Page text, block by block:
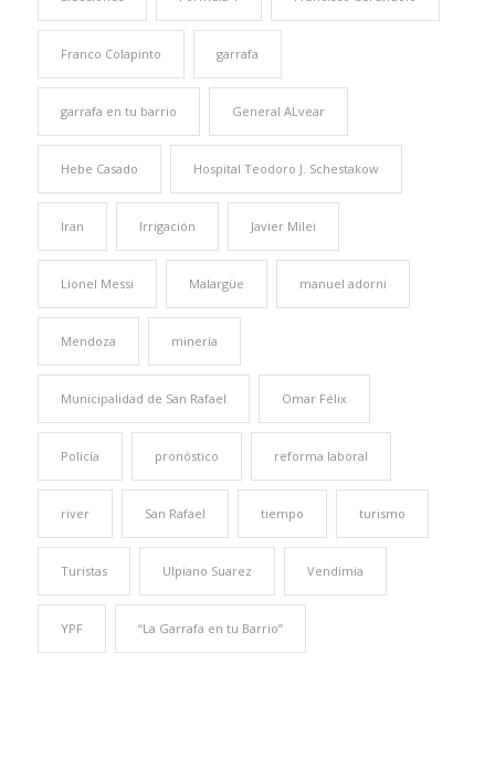
Franco Colapinto garrafa
garrafa en tu barrio General ALvear
Hebe Casado Hospital Teodoro J. Schestakow
Iran Irrigación Javier Milei
Lionel Messi Malargüe manuel adorni
Mendoza minería
Municipalidad de San Rafael Omar Félix
Policía pronóstico reforma laboral
river San Rafael tiempo turismo
Turistas Ulpiano Suarez Vendimia
YPF “La Garrafa en tu Barrio”